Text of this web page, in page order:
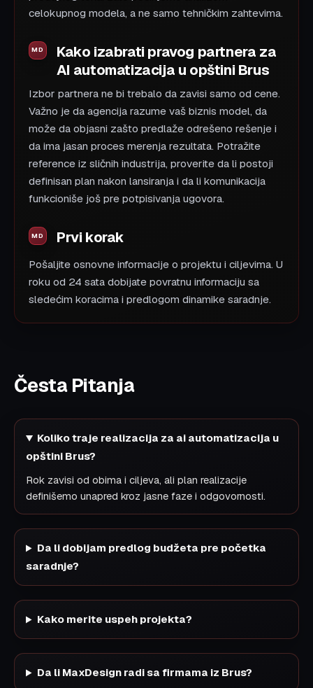
celokupnog modela, a ne samo tehničkim zahtevima.
Kako izabrati pravog partnera za
AI automatizacija u opštini Brus
Izbor partnera ne bi trebalo da zavisi samo od cene.
Važno je da agencija razume vaš biznis model, da
može da objasni zašto predlaže odrešeno rešenje i
da ima jasan proces merenja rezultata. Potražite
reference iz sličnih industrija, proverite da li postoji
definisan plan nakon lansiranja i da li komunikacija
funkcioniše još pre potpisivanja ugovora.
Prvi korak
Pošaljite osnovne informacije o projektu i ciljevima. U
roku od 24 sata dobijate povratnu informaciju sa
sledećim koracima i predlogom dinamike saradnje.
Česta Pitanja
Koliko traje realizacija za ai automatizacija u
opštini Brus?
Rok zavisi od obima i ciljeva, ali plan realizacije
definišemo unapred kroz jasne faze i odgovornosti.
Da li dobijam predlog budžeta pre početka
saradnje?
Kako merite uspeh projekta?
Da li MaxDesign radi sa firmama iz Brus?